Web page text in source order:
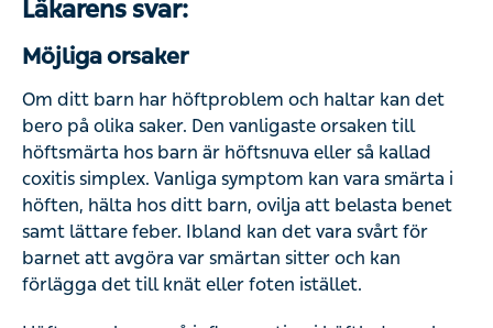
Läkarens svar:
Möjliga orsaker
Om ditt barn har höftproblem och haltar kan det bero på
olika saker. Den vanligaste orsaken till höftsmärta hos
barn är höftsnuva eller så kallad coxitis simplex. Vanliga
symptom kan vara smärta i höften, hälta hos ditt barn,
ovilja att belasta benet samt lättare feber. Ibland kan det
vara svårt för barnet att avgöra var smärtan sitter och kan
förlägga det till knät eller foten istället.